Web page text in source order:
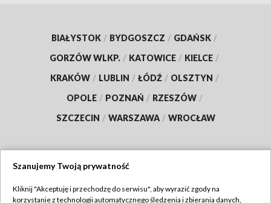
BIAŁYSTOK / BYDGOSZCZ / GDAŃSK /
GORZÓW WLKP. / KATOWICE / KIELCE /
KRAKÓW / LUBLIN / ŁÓDŹ / OLSZTYN /
OPOLE / POZNAŃ / RZESZÓW /
SZCZECIN / WARSZAWA / WROCŁAW
Szanujemy Twoją prywatność
Kliknij "Akceptuję i przechodzę do serwisu", aby wyrazić zgody na
korzystanie z technologii automatycznego śledzenia i zbierania danych,